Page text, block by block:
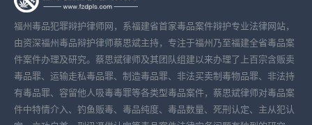
福州毒品犯罪辩护律师网，系福建省首家毒品案件辩护专业法律网站，
由资深福州毒品辩护律师蔡思斌主持，专注于福州乃至福建全省毒品案
件案件办理及研究。蔡思斌律师及其团队组建以来办理了上百宗含贩卖
毒品罪、运输走私毒品罪、制造毒品罪、非法买卖制毒物品罪、非法持
有毒品罪、容留他人吸毒毒罪等各类型毒品案件，蔡思斌律师对毒品案
件中特情介入、钓鱼贩毒、毒品纯度、毒品数量、死刑认定、主从犯认